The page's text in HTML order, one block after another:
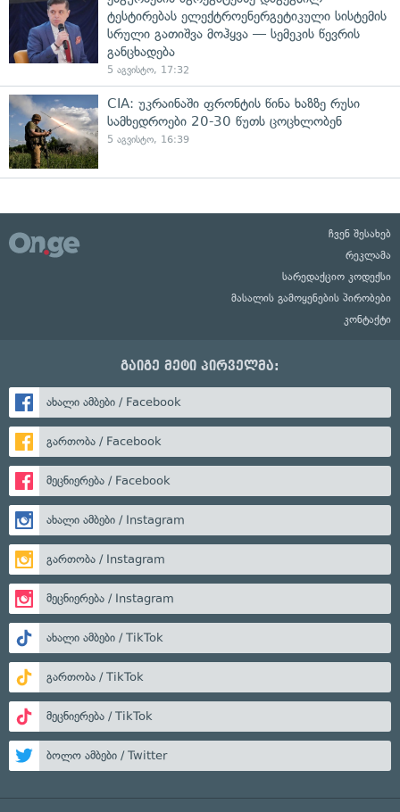
ტესტირებას ელექტროენერგეტიკული სისტემის
სრული გათიშვა მოჰყვა — სემეკის წევრის
განცხადება
5 აგვისტო, 17:32
CIA: უკრაინაში ფრონტის წინა ხაზზე რუსი
სამხედროები 20-30 წუთს ცოცხლობენ
5 აგვისტო, 16:39
ჩვენ შესახებ
რეკლამა
სარედაქციო კოდექსი
მასალის გამოყენების პირობები
კონტაქტი
გაიგე მეტი პირველმა:
ახალი ამბები / Facebook
გართობა / Facebook
მეცნიერება / Facebook
ახალი ამბები / Instagram
გართობა / Instagram
მეცნიერება / Instagram
ახალი ამბები / TikTok
გართობა / TikTok
მეცნიერება / TikTok
ბოლო ამბები / Twitter